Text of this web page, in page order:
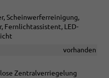
Scheinwerferreinigung,
Fernlichtassistent, LED-
vorhanden
Zentralverriegelung